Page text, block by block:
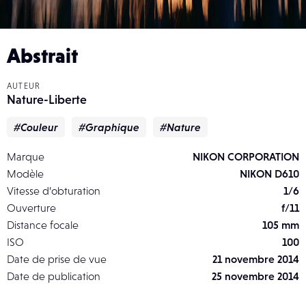
Abstrait
AUTEUR
Nature-Liberte
#Couleur #Graphique #Nature
Marque
NIKON CORPORATION
Modèle
NIKON D610
Vitesse d’obturation
1/6
Ouverture
f/11
Distance focale
105 mm
ISO
100
Date de prise de vue
21 novembre 2014
Date de publication
25 novembre 2014